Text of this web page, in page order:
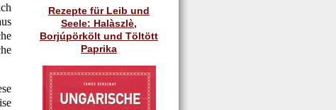
Rezepte für Leib und
Seele: Halàszlè,
Borjúpörkölt und Töltött
Paprika